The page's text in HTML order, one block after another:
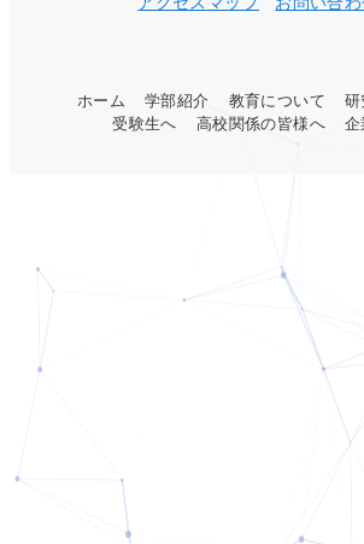
ホーム 学部紹介 教育について 研
受験生へ
高校関係の皆様へ 企